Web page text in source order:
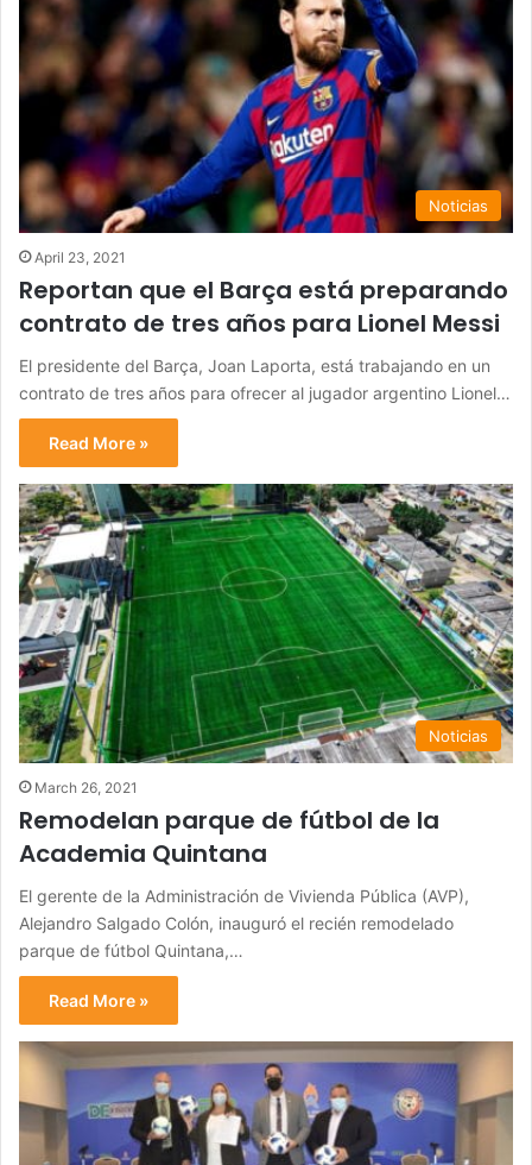
Noticias
April 23, 2021
Reportan que el Barça está preparando
contrato de tres años para Lionel Messi
El presidente del Barça, Joan Laporta, está trabajando en un
contrato de tres años para ofrecer al jugador argentino Lionel…
Read More »
Noticias
March 26, 2021
Remodelan parque de fútbol de la
Academia Quintana
El gerente de la Administración de Vivienda Pública (AVP),
Alejandro Salgado Colón, inauguró el recién remodelado
parque de fútbol Quintana,…
Read More »